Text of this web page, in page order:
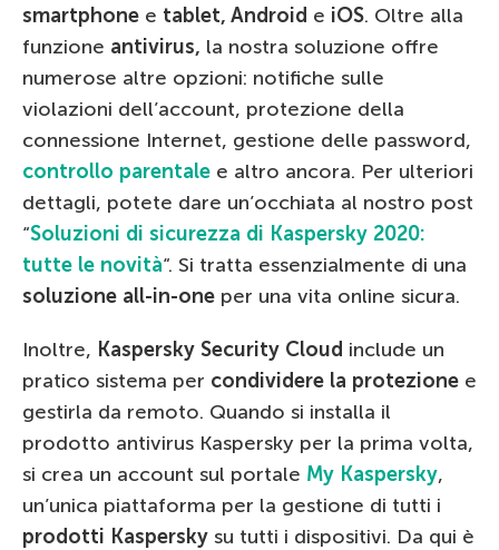
smartphone e tablet, Android e iOS. Oltre alla
funzione antivirus, la nostra soluzione offre
numerose altre opzioni: notifiche sulle
violazioni dell’account, protezione della
connessione Internet, gestione delle password,
controllo parentale e altro ancora. Per ulteriori
dettagli, potete dare un’occhiata al nostro post
“Soluzioni di sicurezza di Kaspersky 2020:
tutte le novità“. Si tratta essenzialmente di una
soluzione all-in-one per una vita online sicura.
Inoltre, Kaspersky Security Cloud include un
pratico sistema per condividere la protezione e
gestirla da remoto. Quando si installa il
prodotto antivirus Kaspersky per la prima volta,
si crea un account sul portale My Kaspersky,
un’unica piattaforma per la gestione di tutti i
prodotti Kaspersky su tutti i dispositivi. Da qui è